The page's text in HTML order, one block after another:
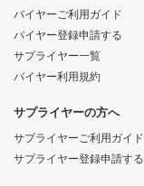
バイヤーご利用ガイド
バイヤー登録申請する
サプライヤー一覧
バイヤー利用規約
サプライヤーの方へ
サプライヤーご利用ガイド
サプライヤー登録申請する